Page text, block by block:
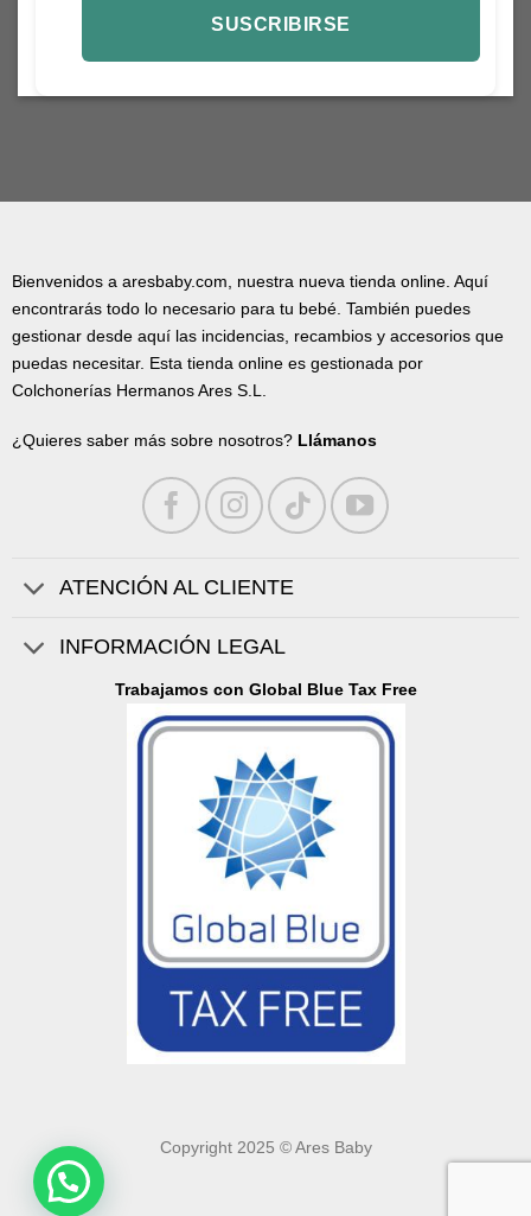
Bienvenidos a aresbaby.com, nuestra nueva tienda online. Aquí
encontrarás todo lo necesario para tu bebé. También puedes
gestionar desde aquí las incidencias, recambios y accesorios que
puedas necesitar. Esta tienda online es gestionada por
Colchonerías Hermanos Ares S.L.
¿Quieres saber más sobre nosotros? Llámanos
ATENCIÓN AL CLIENTE
INFORMACIÓN LEGAL
Trabajamos con Global Blue Tax Free
Copyright 2025 © Ares Baby